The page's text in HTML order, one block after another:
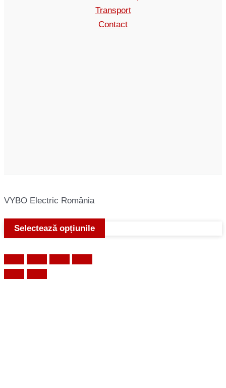
Transport
Contact
VYBO Electric România
Selectează opțiunile